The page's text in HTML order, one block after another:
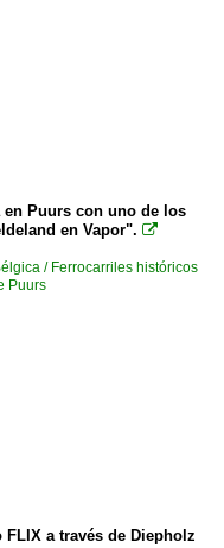
en Puurs con uno de los
en Vapor". 
/ Ferrocarriles históricos
Puurs
FLIX a través de Diepholz